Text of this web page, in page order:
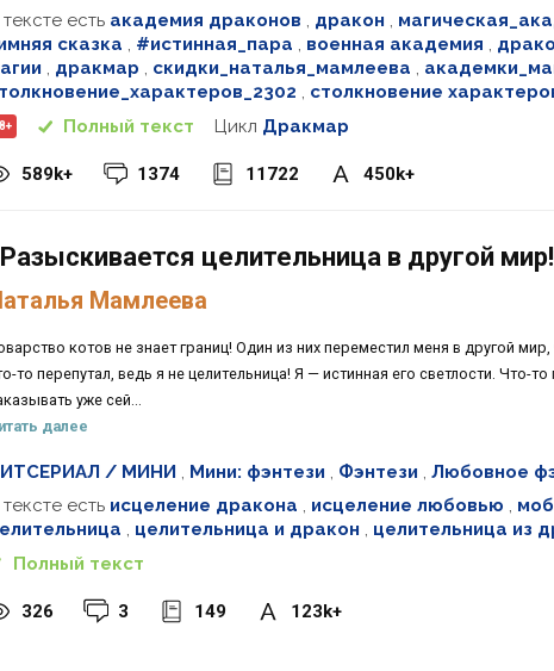
есть академия драконов , дракон ,
сказка , #истинная_пара , военная академия ,
, дракмар , скидки_наталья_мамлеева ,
, столкновение
Полный текст Цикл Дракмар
589k+ 1374 11722 450k+
целительница в другой
Мамлеева
котов не знает границ! Один из них переместил меня в другой
то перепутал, ведь я не целительница! Я — истинная его светлости. Что-
уже сей...
далее
/ МИНИ , Мини: фэнтези , Фэнтези , Любовное
есть исцеление дракона , исцеление любовью ,
, целительница и дракон , целительница из
Полный текст
326 3 149 123k+